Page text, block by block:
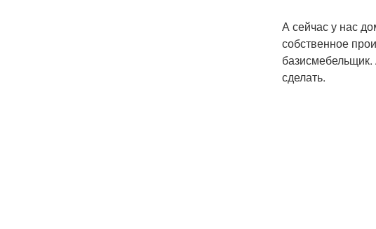
А сейчас у нас
собственное
сделать.